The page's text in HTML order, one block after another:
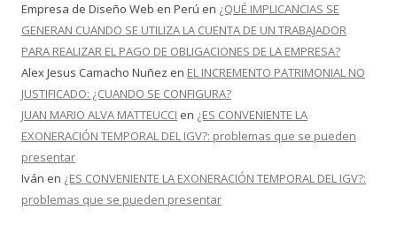
Empresa de Diseño Web en Perú en ¿QUÉ IMPLICANCIAS SE
GENERAN CUANDO SE UTILIZA LA CUENTA DE UN TRABAJADOR
PARA REALIZAR EL PAGO DE OBLIGACIONES DE LA EMPRESA?
Alex Jesus Camacho Nuñez en EL INCREMENTO PATRIMONIAL NO
JUSTIFICADO: ¿CUANDO SE CONFIGURA?
JUAN MARIO ALVA MATTEUCCI en ¿ES CONVENIENTE LA
EXONERACIÓN TEMPORAL DEL IGV?: problemas que se pueden
presentar
Iván en ¿ES CONVENIENTE LA EXONERACIÓN TEMPORAL DEL IGV?:
problemas que se pueden presentar